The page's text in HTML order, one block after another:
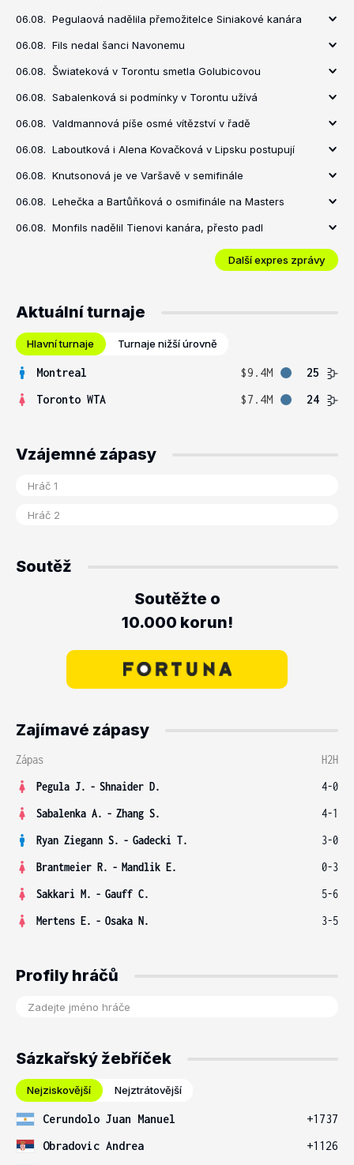
06.08. Pegulaová nadělila přemožitelce Siniakové kanára
06.08. Fils nedal šanci Navonemu
06.08. Šwiateková v Torontu smetla Golubicovou
06.08. Sabalenková si podmínky v Torontu užívá
06.08. Valdmannová píše osmé vítězství v řadě
06.08. Laboutková i Alena Kovačková v Lipsku postupují
06.08. Knutsonová je ve Varšavě v semifinále
06.08. Lehečka a Bartůňková o osmifinále na Masters
06.08. Monfils nadělil Tienovi kanára, přesto padl
Další expres zprávy
Aktuální turnaje
Hlavní turnaje Turnaje nižší úrovně
Montreal $9.4M
25
Toronto WTA
$7.4M 24
Vzájemné zápasy
Soutěž
Soutěžte o
10.000 korun!
Zajímavé zápasy
Zápas
H2H
Pegula J. - Shnaider D.
4-0
Sabalenka A. - Zhang S.
4-1
Ryan Ziegann S. - Gadecki T.
3-0
Brantmeier R. - Mandlik E.
0-3
Sakkari M. - Gauff C.
5-6
Mertens E. - Osaka N. 3-5
Profily hráčů
Sázkařský žebříček
Nejziskovější Nejztrátovější
Cerundolo Juan Manuel
+1737
Obradovic Andrea
+1126